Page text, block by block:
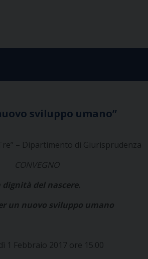
sviluppo umano”
– Dipartimento di Giurisprudenza
CONVEGNO
dignità del nascere.
un nuovo sviluppo umano
1 Febbraio 2017 ore 15.00